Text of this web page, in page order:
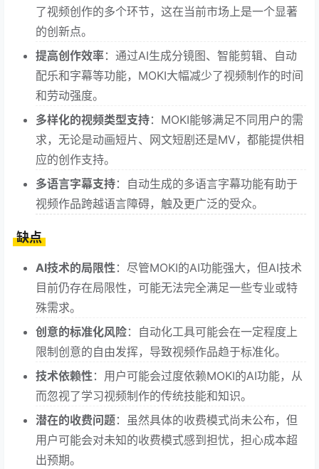
了视频创作的多个环节，这在当前市场上是一个显著
的创新点。
提高创作效率：通过AI生成分镜图、智能剪辑、自动
配乐和字幕等功能，MOKI大幅减少了视频制作的时间
和劳动强度。
多样化的视频类型支持：MOKI能够满足不同用户的需
求，无论是动画短片、网文短剧还是MV，都能提供相
应的创作支持。
多语言字幕支持：自动生成的多语言字幕功能有助于
视频作品跨越语言障碍，触及更广泛的受众。
缺点
AI技术的局限性 ：尽管MOKI的AI功能强大，但AI技术
目前仍存在局限性，可能无法完全满足一些专业或特
殊需求。
创意的标准化风险：自动化工具可能会在一定程度上
限制创意的自由发挥，导致视频作品趋于标准化。
技术依赖性 ：用户可能会过度依赖MOKI的AI功能，从
而忽视了学习视频制作的传统技能和知识。
潜在的收费问题：虽然具体的收费模式尚未公布，但
用户可能会对未知的收费模式感到担忧，担心成本超
出预期。